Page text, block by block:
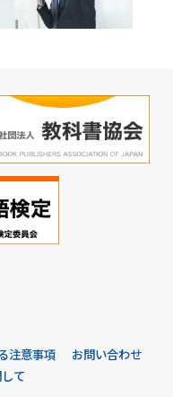
注意事項
お問い合わせ
て